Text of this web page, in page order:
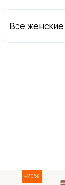
Всеженские
-20%